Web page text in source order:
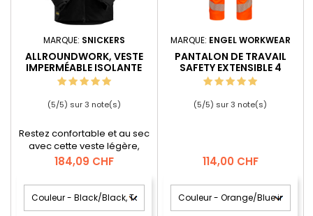
MARQUE: SNICKERS
ALLROUNDWORK, VESTE
IMPERMÉABLE ISOLANTE
(5/5) sur3 note(s)
Restez confortable et au sec
avec cette veste légère,
isolante et imperméable.
Conçue pour vous protéger
par tous les temps, en tissu
durable pour un usage
quotidien, elle est dotée
Prix
184,09 CHF
MARQUE: ENGEL WORKWEAR
PANTALON DE TRAVAIL
SAFETY EXTENSIBLE 4
DIRECTIONS
(5/5) sur3 note(s)
Prix
114,00 CHF